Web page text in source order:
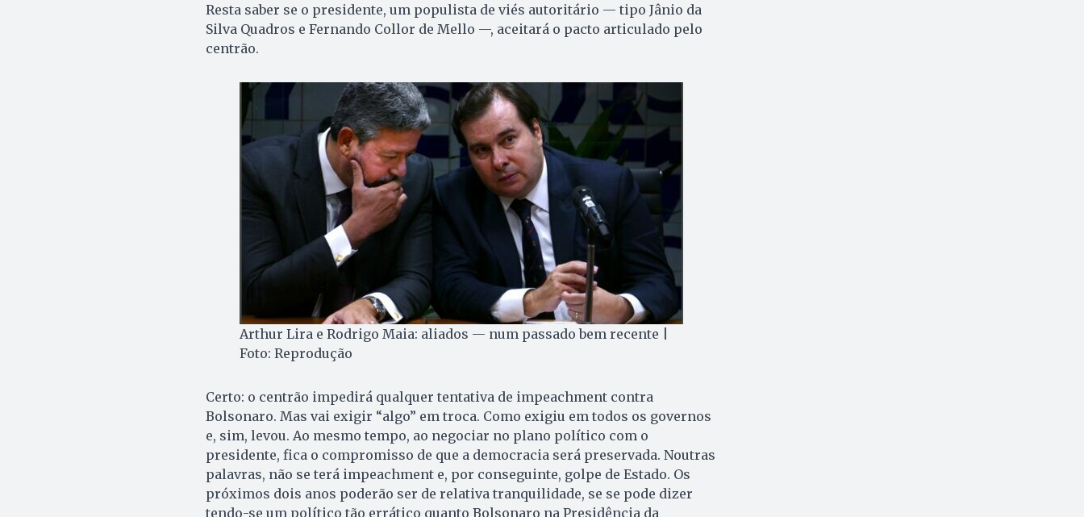
Resta saber se o presidente, um populista de viés autoritário — tipo Jânio da
Silva Quadros e Fernando Collor de Mello —, aceitará o pacto articulado pelo
centrão.
Arthur Lira e Rodrigo Maia: aliados — num passado bem recente |
Foto: Reprodução
Certo: o centrão impedirá qualquer tentativa de impeachment contra
Bolsonaro. Mas vai exigir “algo” em troca. Como exigiu em todos os governos
e, sim, levou. Ao mesmo tempo, ao negociar no plano político com o
presidente, fica o compromisso de que a democracia será preservada. Noutras
palavras, não se terá impeachment e, por conseguinte, golpe de Estado. Os
próximos dois anos poderão ser de relativa tranquilidade, se se pode dizer
tendo-se um político tão errático quanto Bolsonaro na Presidência da